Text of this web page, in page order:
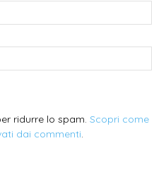
ridurre lo spam. Scopri come
dai commenti